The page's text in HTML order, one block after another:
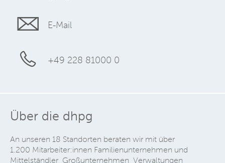
E-Mail
+49 228 81000 0
Über die dhpg
An unseren 18 Standorten beraten wir mit über
1.200 Mitarbeiter:innen Familienunternehmen und
Mittelständler, Großunternehmen, Verwaltungen